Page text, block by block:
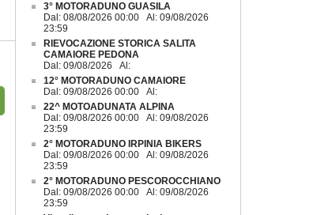
3° MOTORADUNO GUASILA
Dal: 08/08/2026 00:00 Al: 09/08/2026
23:59
RIEVOCAZIONE STORICA SALITA
CAMAIORE PEDONA
Dal: 09/08/2026 Al:
12° MOTORADUNO CAMAIORE
Dal: 09/08/2026 00:00 Al:
22^ MOTOADUNATA ALPINA
Dal: 09/08/2026 00:00 Al: 09/08/2026
23:59
2° MOTORADUNO IRPINIA BIKERS
Dal: 09/08/2026 00:00 Al: 09/08/2026
23:59
2° MOTORADUNO PESCOROCCHIANO
Dal: 09/08/2026 00:00 Al: 09/08/2026
23:59